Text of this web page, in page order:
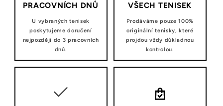
PRACOVNÍCH DNŮ
U vybraných tenisek
poskytujeme doručení
nejpozději do 3 pracovních
dnů.
VŠECH TENISEK
Prodáváme pouze 100%
originální tenisky, které
projdou vždy důkladnou
kontrolou.